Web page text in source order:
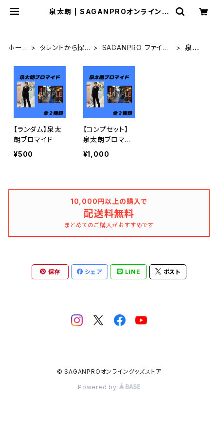
泉太朗 | SAGANPROオンライング
ホー
タレントから探
SAGANPRO ファイン
泉太
【ランダム】泉太
朗ブロマイド
¥500
【コンプセット】
泉太朗ブロマイ
ド
¥1,000
10,000円以上の購入で
配送料無料
まとめてのご購入がおすすめです
保存 シェア LINE ポスト
© SAGANPROオンライングッズストア
Powered by